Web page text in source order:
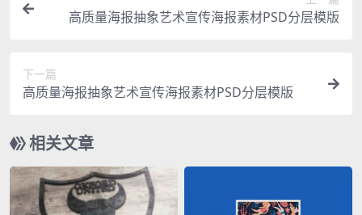
高质量海报抽象艺术宣传海报素材PSD分层模版
下一篇
高质量海报抽象艺术宣传海报素材PSD分层模版
相关文章